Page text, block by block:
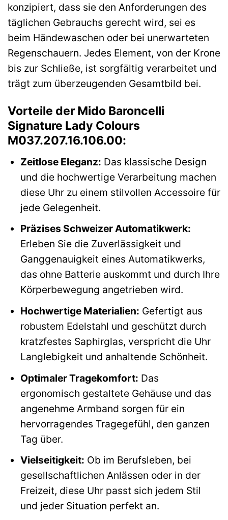
konzipiert, dass sie den Anforderungen des
täglichen Gebrauchs gerecht wird, sei es
beim Händewaschen oder bei unerwarteten
Regenschauern. Jedes Element, von der Krone
bis zur Schließe, ist sorgfältig verarbeitet und
trägt zum überzeugenden Gesamtbild bei.
Vorteile der Mido Baroncelli
Signature Lady Colours
M037.207.16.106.00:
Zeitlose Eleganz: Das klassische Design
und die hochwertige Verarbeitung machen
diese Uhr zu einem stilvollen Accessoire für
jede Gelegenheit.
Präzises Schweizer Automatikwerk:
Erleben Sie die Zuverlässigkeit und
Ganggenauigkeit eines Automatikwerks,
das ohne Batterie auskommt und durch Ihre
Körperbewegung angetrieben wird.
Hochwertige Materialien: Gefertigt aus
robustem Edelstahl und geschützt durch
kratzfestes Saphirglas, verspricht die Uhr
Langlebigkeit und anhaltende Schönheit.
Optimaler Tragekomfort: Das
ergonomisch gestaltete Gehäuse und das
angenehme Armband sorgen für ein
hervorragendes Tragegefühl, den ganzen
Tag über.
Vielseitigkeit: Ob im Berufsleben, bei
gesellschaftlichen Anlässen oder in der
Freizeit, diese Uhr passt sich jedem Stil
und jeder Situation perfekt an.